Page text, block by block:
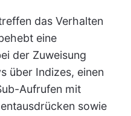
das Verhalten
eine
der Zuweisung
über Indizes, einen
Aufrufen mit
sowie